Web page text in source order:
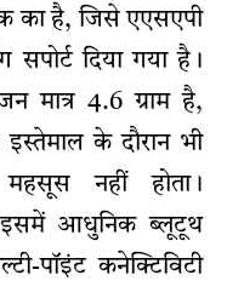
का है, जिसे एएसएपी
सपोर्ट दिया गया है।
मात्र 4.6 ग्राम है,
के दौरान भी
नहीं होता।
इसमें आधुनिक ब्लूटूथ
पॉइंट कनेक्टिविटी